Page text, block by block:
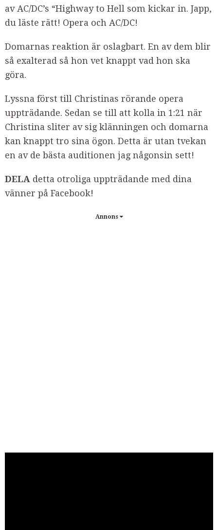
av AC/DC’s “Highway to Hell som kickar in. Japp,
du läste rätt! Opera och AC/DC!
Domarnas reaktion är oslagbart. En av dem blir
så exalterad så hon vet knappt vad hon ska
göra.
Lyssna först till Christinas rörande opera
uppträdande. Sedan se till att kolla in 1:21 när
Christina sliter av sig klänningen och domarna
kan knappt tro sina ögon. Detta är utan tvekan
en av de bästa auditionen jag någonsin sett!
DELA detta otroliga uppträdande med dina
vänner på Facebook!
Annons